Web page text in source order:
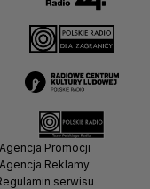
Agencja Promocji
Agencja Reklamy
serwisu